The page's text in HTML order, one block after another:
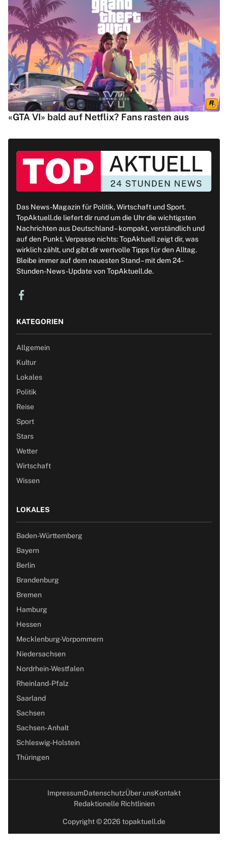
«GTA VI» bald auf Netflix? Fans rasten aus
Das News-Magazin für Politik, Wirtschaft und Sport.
TopAktuell.de liefert dir rund um die Uhr die wichtigsten
Nachrichten aus Deutschland – kompakt, verständlich und
auf den Punkt. Verpasse nichts: TopAktuell zeigt dir, was
wirklich zählt, und gibt dir wertvolle Tipps für den Alltag.
Bleibe immer auf dem neuesten Stand – mit dem 24-
Stunden-News-Update von TopAktuell.de.
KATEGORIEN
Allgemein
Kultur
Lokales
Politik
Reise
Sport
Stars
Wetter
Wirtschaft
Wissen
LOKALES
Baden-Württemberg
Bayern
Berlin
Brandenburg
Bremen
Hamburg
Hessen
Mecklenburg-Vorpommern
Niedersachsen
Nordrhein-Westfalen
Rheinland-Pfalz
Saarland
Sachsen
Sachsen-Anhalt
Schleswig-Holstein
Thüringen
ImpressumDatenschutzÜber unsKontakt
Redaktionelle Richtlinien
Copyright © 2026 topaktuell.de